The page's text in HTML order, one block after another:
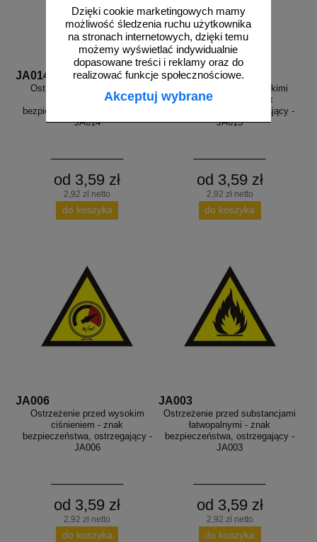
Dzięki cookie marketingowych mamy
możliwość śledzenia ruchu użytkownika
na stronach internetowych, dzięki temu
możemy wyświetlać indywidualnie
dopasowane treści i reklamy oraz do
realizować funkcje społecznościowe.
Akceptuj wybrane
JA014
Ostrzeżenie przed wysokim
ciśnieniem - znak
bezpieczeństwa, ostrzegający -
JA014
od 3,59 zł
2,92 zł netto
do koszyka
JA015
Ostrzeżenie przed wysokimi
temperaturami - znak
bezpieczeństwa, ostrzegający -
JA015
od 3,59 zł
2,92 zł netto
do koszyka
JA006
Ostrzeżenie przed wysokim
ciśnieniem - znak
bezpieczeństwa, ostrzegający -
JA006
od 3,59 zł
2,92 zł netto
do koszyka
JA003
Ostrzeżenie przed substancjami
łatwopalnymi - znak
bezpieczeństwa, ostrzegający -
JA003
od 3,59 zł
2,92 zł netto
do koszyka